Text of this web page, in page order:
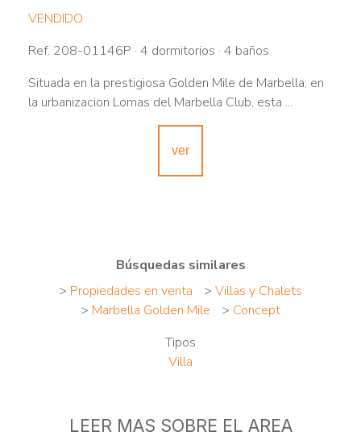
VENDIDO
Ref. 208-01146P · 4 dormitorios · 4 baños
Situada en la prestigiosa Golden Mile de Marbella, en
la urbanizacion Lomas del Marbella Club, esta ...
ver
Búsquedas similares
> Propiedades en venta > Villas y Chalets
> Marbella Golden Mile > Concept
Tipos
Villa
LEER MAS SOBRE EL AREA